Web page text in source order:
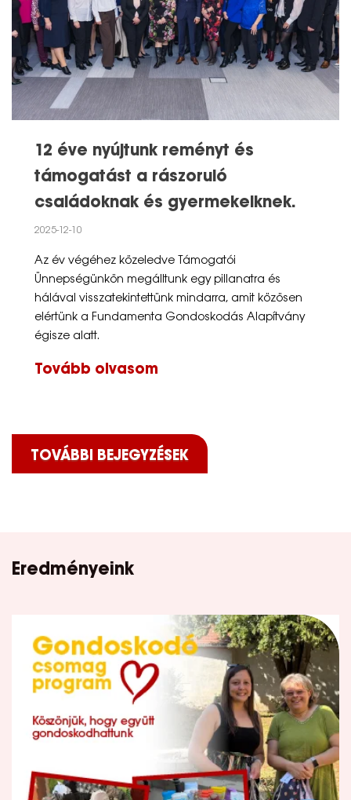
12 éve nyújtunk reményt és
támogatást a rászoruló
családoknak és gyermekeiknek.
2025-12-10
Az év végéhez közeledve Támogatói
Ünnepségünkön megálltunk egy pillanatra és
hálával visszatekintettünk mindarra, amit közösen
elértünk a Fundamenta Gondoskodás Alapítvány
égisze alatt.
Tovább olvasom
TOVÁBBI BEJEGYZÉSEK
Eredményeink